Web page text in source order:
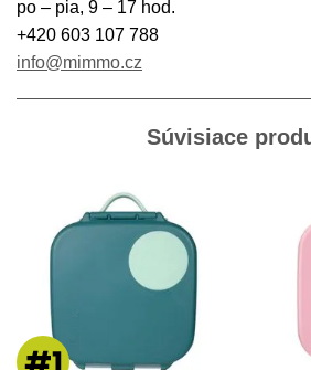
po – pia, 9 – 17 hod.
+420 603 107 788
info@mimmo.cz
Súvisiace